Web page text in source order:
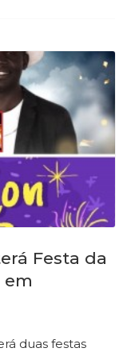
Festa da
em
duas festas